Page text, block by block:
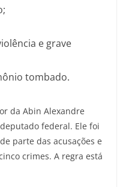
e grave
tombado.
da Abin Alexandre
federal. Ele foi
parte das acusações e
crimes. A regra está